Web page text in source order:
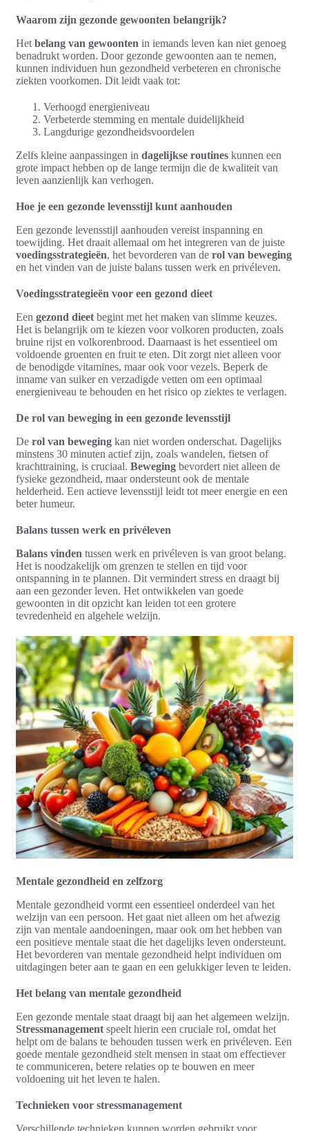
Waarom zijn gezonde gewoonten belangrijk?
Het belang van gewoonten in iemands leven kan niet genoeg
benadrukt worden. Door gezonde gewoonten aan te nemen,
kunnen individuen hun gezondheid verbeteren en chronische
ziekten voorkomen. Dit leidt vaak tot:
Verhoogd energieniveau
Verbeterde stemming en mentale duidelijkheid
Langdurige gezondheidsvoordelen
Zelfs kleine aanpassingen in dagelijkse routines kunnen een
grote impact hebben op de lange termijn die de kwaliteit van
leven aanzienlijk kan verhogen.
Hoe je een gezonde levensstijl kunt aanhouden
Een gezonde levensstijl aanhouden vereist inspanning en
toewijding. Het draait allemaal om het integreren van de juiste
voedingsstrategieën, het bevorderen van de rol van beweging
en het vinden van de juiste balans tussen werk en privéleven.
Voedingsstrategieën voor een gezond dieet
Een gezond dieet begint met het maken van slimme keuzes.
Het is belangrijk om te kiezen voor volkoren producten, zoals
bruine rijst en volkorenbrood. Daarnaast is het essentieel om
voldoende groenten en fruit te eten. Dit zorgt niet alleen voor
de benodigde vitamines, maar ook voor vezels. Beperk de
inname van suiker en verzadigde vetten om een optimaal
energieniveau te behouden en het risico op ziektes te verlagen.
De rol van beweging in een gezonde levensstijl
De rol van beweging kan niet worden onderschat. Dagelijks
minstens 30 minuten actief zijn, zoals wandelen, fietsen of
krachttraining, is cruciaal. Beweging bevordert niet alleen de
fysieke gezondheid, maar ondersteunt ook de mentale
helderheid. Een actieve levensstijl leidt tot meer energie en een
beter humeur.
Balans tussen werk en privéleven
Balans vinden tussen werk en privéleven is van groot belang.
Het is noodzakelijk om grenzen te stellen en tijd voor
ontspanning in te plannen. Dit vermindert stress en draagt bij
aan een gezonder leven. Het ontwikkelen van goede
gewoonten in dit opzicht kan leiden tot een grotere
tevredenheid en algehele welzijn.
Mentale gezondheid en zelfzorg
Mentale gezondheid vormt een essentieel onderdeel van het
welzijn van een persoon. Het gaat niet alleen om het afwezig
zijn van mentale aandoeningen, maar ook om het hebben van
een positieve mentale staat die het dagelijks leven ondersteunt.
Het bevorderen van mentale gezondheid helpt individuen om
uitdagingen beter aan te gaan en een gelukkiger leven te leiden.
Het belang van mentale gezondheid
Een gezonde mentale staat draagt bij aan het algemeen welzijn.
Stressmanagement speelt hierin een cruciale rol, omdat het
helpt om de balans te behouden tussen werk en privéleven. Een
goede mentale gezondheid stelt mensen in staat om effectiever
te communiceren, betere relaties op te bouwen en meer
voldoening uit het leven te halen.
Technieken voor stressmanagement
Verschillende technieken kunnen worden gebruikt voor